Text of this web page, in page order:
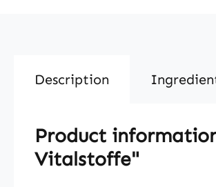
Description
Product
Vitalstoffe"